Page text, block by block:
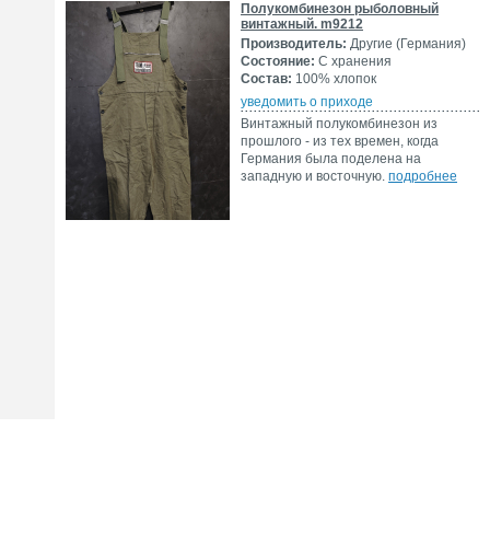
Полукомбинезон рыболовный
винтажный. m9212
Производитель: Другие (Германия)
Состояние: С хранения
Состав: 100% хлопок
уведомить о приходе
Винтажный полукомбинезон из
прошлого - из тех времен, когда
Германия была поделена на
западную и восточную. подробнее